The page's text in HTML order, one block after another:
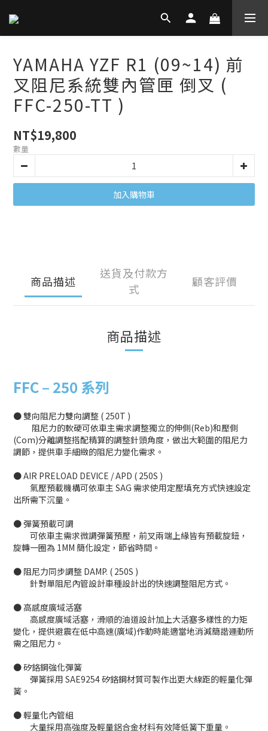
YAMAHA YZF R1 (09~14) 前
叉阻尼系統雙內管匣 倒叉 (
FFC-250-TT )
NT$19,800
數量
加入購物車
商品描述
送貨及付款方
式
顧客評價
商品描述
FFC – 250 系列
● 雙向阻尼力雙向調整 ( 250T )
阻尼力的軟硬可依車主需求調整獨立的伸側(Reb)和壓側
(Com)分離調整搭配精算的調整針頭角度，做出大範圍的阻尼力
調節，提供車手細緻的阻尼力變化需求。
● AIR PRELOAD DEVICE / APD ( 250S )
氣壓預載機構可依車主 SAG 需求使用定壓填充方式快速設定
出所需下沉量。
● 彈簧預載可調
可依車主需求微調彈簧預壓，前叉兩端上緣皆有預載旋鈕，
旋轉一圈為 1MM 簡化設定，節省時間。
● 阻尼力同步調整 DAMP. ( 250S )
針對單阻尼內管設計車種設計出的快速調整阻尼方式。
● 高感度廣域活塞
高感度廣域活塞，滑順的油道設計加上大活塞多樣性的力矩
變化，提供避震在低中高速(廣域)作動時能適當地消減簡諧運動所
需之阻尼力。
● 矽鉻鋼強化彈簧
彈簧採用 SAE9254 矽鉻鋼材質可製作出更大線距的輕量化彈
簧。
● 輕量化內管組
大量採用高強度及輕量鋁合金材料有效降低簧下重量。